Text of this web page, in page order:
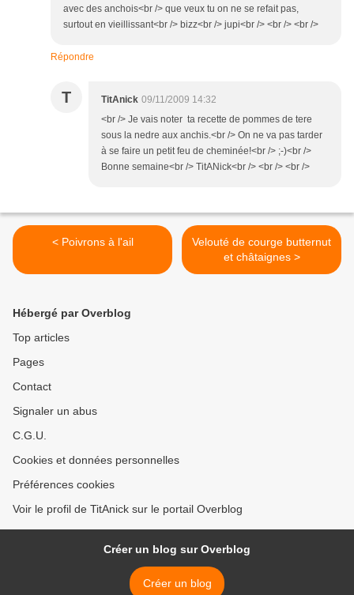
avec des anchois<br /> que veux tu on ne se refait pas,
surtout en vieillissant<br /> bizz<br /> jupi<br /> <br /> <br />
Répondre
T TitAnick 09/11/2009 14:32
<br /> Je vais noter ta recette de pommes de tere
sous la nedre aux anchis.<br /> On ne va pas tarder
à se faire un petit feu de cheminée!<br /> ;-)<br />
Bonne semaine<br /> TitANick<br /> <br /> <br />
< Poivrons à l'ail
Velouté de courge butternut
et châtaignes >
Hébergé par Overblog
Top articles
Pages
Contact
Signaler un abus
C.G.U.
Cookies et données personnelles
Préférences cookies
Voir le profil de TitAnick sur le portail Overblog
Créer un blog sur Overblog
Créer un blog